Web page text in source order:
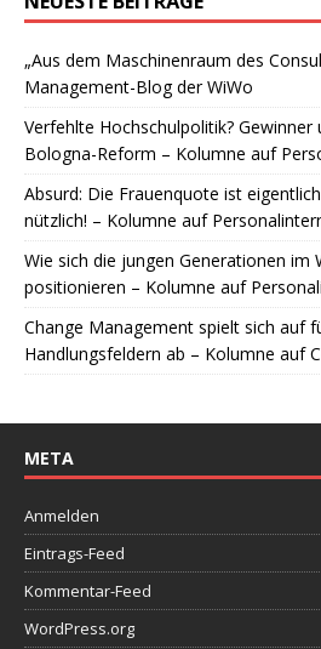
„Aus dem Maschinenraum des
Management-Blog der WiWo
Verfehlte Hochschulpolitik? Gewinner
Bologna-Reform – Kolumne auf
Absurd: Die Frauenquote ist
nützlich! – Kolumne auf
Wie sich die jungen Generationen im
positionieren – Kolumne auf
Change Management spielt sich auf
Handlungsfeldern ab – Kolumne auf
META
Anmelden
Eintrags-Feed
Kommentar-Feed
WordPress.org